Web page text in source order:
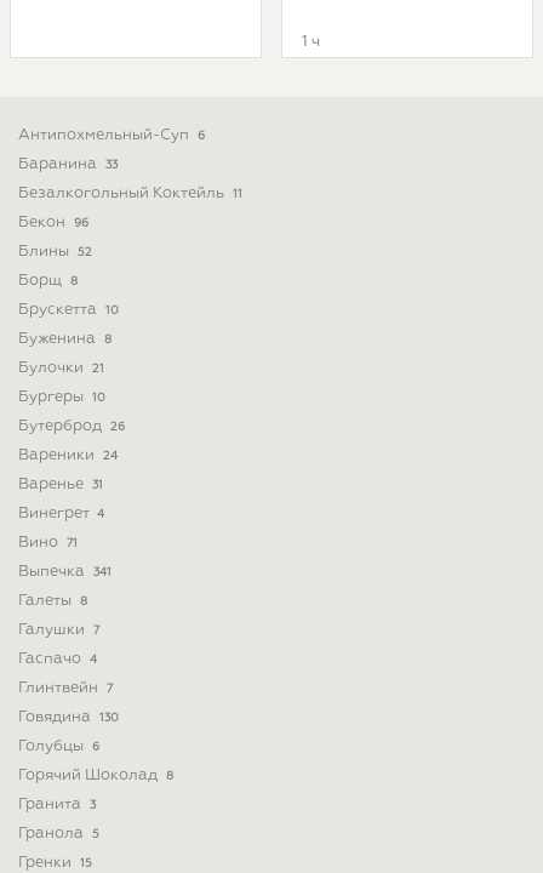
1 ч
Антипохмельный-Суп 6
Баранина 33
Безалкогольный Коктейль 11
Бекон 96
Блины 52
Борщ 8
Брускетта 10
Буженина 8
Булочки 21
Бургеры 10
Бутерброд 26
Вареники 24
Варенье 31
Винегрет 4
Вино 71
Выпечка 341
Галеты 8
Галушки 7
Гаспачо 4
Глинтвейн 7
Говядина 130
Голубцы 6
Горячий Шоколад 8
Гранита 3
Гранола 5
Гренки 15